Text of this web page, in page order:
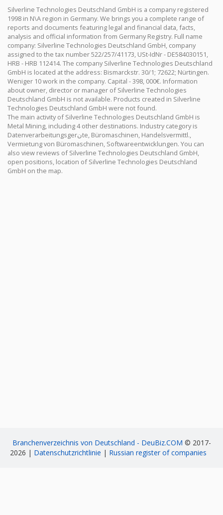
Silverline Technologies Deutschland GmbH is a company registered
1998 in N\A region in Germany. We brings you a complete range of
reports and documents featuring legal and financial data, facts,
analysis and official information from Germany Registry. Full name
company: Silverline Technologies Deutschland GmbH, company
assigned to the tax number 522/257/41173, USt-IdNr - DE584030151,
HRB - HRB 112414. The company Silverline Technologies Deutschland
GmbH is located at the address: Bismarckstr. 30/1; 72622; Nürtingen.
Weniger 10 work in the company. Capital - 398, 000€. Information
about owner, director or manager of Silverline Technologies
Deutschland GmbH is not available. Products created in Silverline
Technologies Deutschland GmbH were not found.
The main activity of Silverline Technologies Deutschland GmbH is
Metal Mining, including 4 other destinations. Industry category is
Datenverarbeitungsgerنte, Büromaschinen, Handelsvermittl.,
Vermietung von Büromaschinen, Softwareentwicklungen. You can
also view reviews of Silverline Technologies Deutschland GmbH,
open positions, location of Silverline Technologies Deutschland
GmbH on the map.
Branchenverzeichnis von Deutschland - DeuBiz.COM © 2017-
2026 | Datenschutzrichtlinie | Russian register of companies